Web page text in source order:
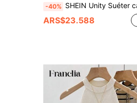
-40% SHEIN Unity Suéter casual de unicolor con cuello de corazón, para primavera y otoño, jersey de punto para
ARS$23.588